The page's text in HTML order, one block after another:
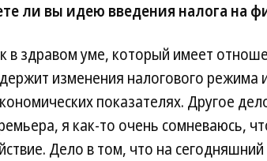
ли вы идею введения налога на
здравом уме, который имеет
изменения налогового режима
показателях. Другое
я как-то очень сомневаюсь,
Дело в том, что на